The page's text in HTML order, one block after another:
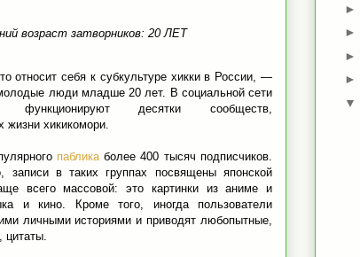
возраст затворников: 20 ЛЕТ
относит себя к субкультуре хикки в России, —
люди младше 20 лет. В социальной сети
функционируют десятки сообществ,
жизни хикикомори.
пабликаболее 400 тысяч подписчиков.
записи в таких группах посвящены японской
всего массовой: это картинки из аниме и
и кино. Кроме того, иногда пользователи
личными историями и приводят любопытные,
цитаты.
►
►
►
►
▼